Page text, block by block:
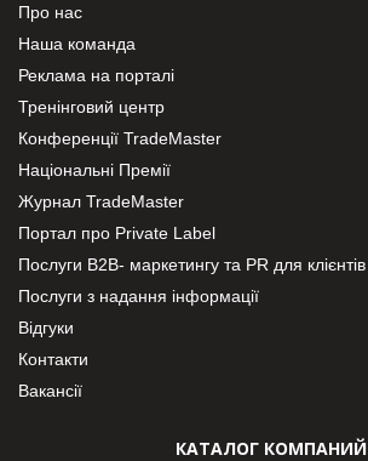
Про нас
Наша команда
Реклама на порталі
Тренінговий центр
Конференції TradeMaster
Національні Премії
Журнал TradeMaster
Портал про Private Label
Послуги В2В- маркетингу та PR для клієнтів
Послуги з надання інформації
Відгуки
Контакти
Вакансії
КАТАЛОГ КОМПАНИЙ